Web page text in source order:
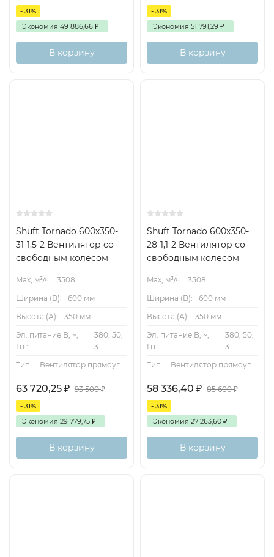
- 31%
Экономия 49 886,66 ₽
В корзину
- 31%
Экономия 51 791,29 ₽
В корзину
Shuft Tornado 600x350-
31-1,5-2 Вентилятор cо
свободным колесом
Max, м³/ч:
3508
Ширина (B):
600 мм
Высота (А):
350 мм
Эл. питание В, ~,
Гц.:
380, 50,
3
Тип.:
Вентилятор прямоуг.
63 720,25 ₽ 93 500₽
- 31%
Экономия 29 779,75 ₽
В корзину
Shuft Tornado 600x350-
28-1,1-2 Вентилятор cо
свободным колесом
Max, м³/ч:
3508
Ширина (B):
600 мм
Высота (А):
350 мм
Эл. питание В, ~,
Гц.:
380, 50,
3
Тип.:
Вентилятор прямоуг.
58 336,40 ₽ 85 600₽
- 31%
Экономия 27 263,60 ₽
В корзину